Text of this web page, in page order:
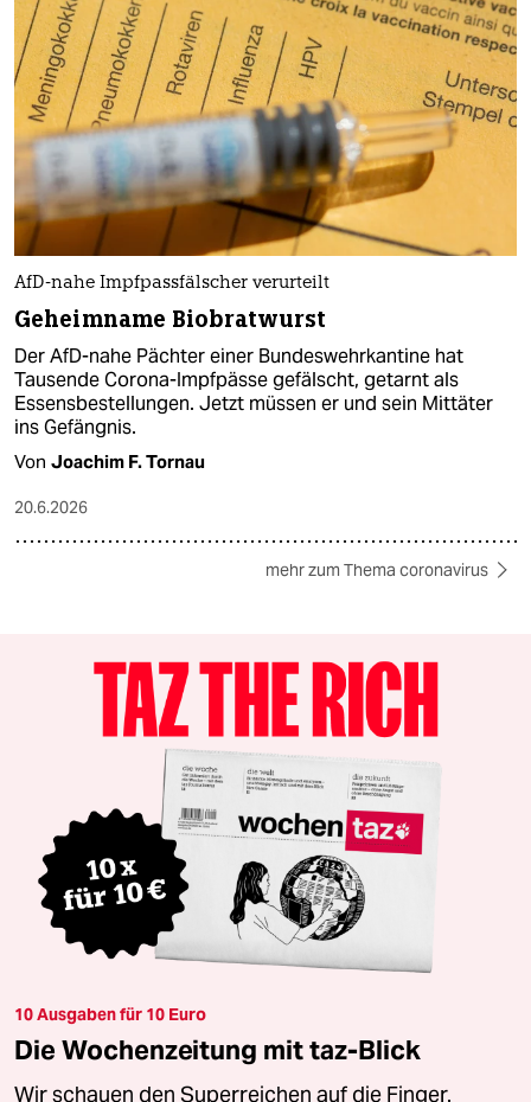
AfD-nahe Impfpassfälscher verurteilt
Geheimname Biobratwurst
Der AfD-nahe Pächter einer Bundeswehrkantine hat
Tausende Corona-Impfpässe gefälscht, getarnt als
Essensbestellungen. Jetzt müssen er und sein Mittäter
ins Gefängnis.
Von Joachim F. Tornau
20.6.2026
mehr zum Thema coronavirus
10 Ausgaben für 10 Euro
Die Wochenzeitung mit taz-Blick
Wir schauen den Superreichen auf die Finger.